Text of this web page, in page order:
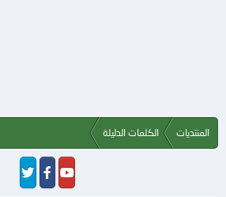
المنتديات الكلمات الدليلة